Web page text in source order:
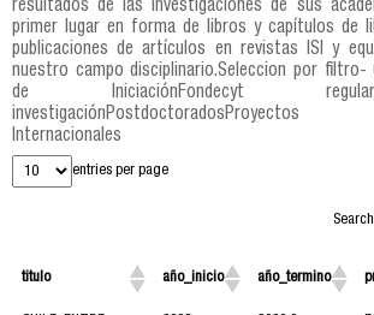
resultados de las investigaciones de sus
primer lugar en forma de libros y capítulos de
publicaciones de artículos en revistas ISI y
nuestro campo disciplinario.Seleccion por filtro-
de IniciaciónFondecyt
Internacionales
entries per page
titulo año_inicio año_termino